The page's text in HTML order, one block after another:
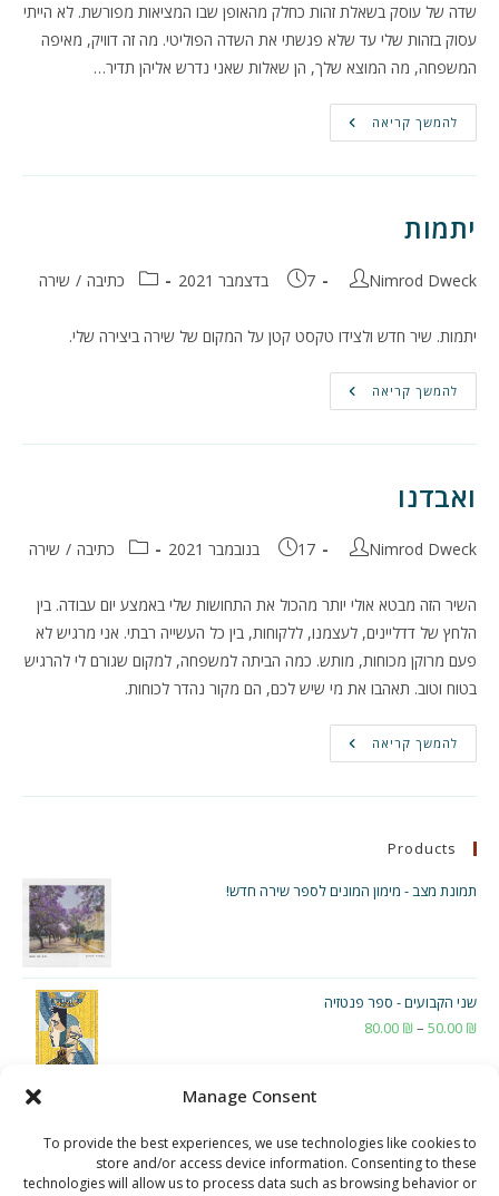
Manage Consent
To provide the best experiences, we use technologies like cookies to
store and/or access device information. Consenting to these
technologies will allow us to process data such as browsing behavior or
שדה של עוסק בשאלת זהות כחלק מהאופן שבו המציאות מפורשת. לא הייתי
עסוק בזהות שלי עד שלא פגשתי את השדה הפוליטי. מה זה דוויק, מאיפה
המשפחה, מה המוצא שלך, הן שאלות שאני נדרש אליהן תדיר…
להמשך קריאה שני
שירים
יתמות
מחבר:
Nimrod Dweck פורסם:
7 בדצמבר 2021 קטגוריה:כתיבה / שירה
יתמות. שיר חדש ולצידו טקסט קטן על המקום של שירה ביצירה שלי.
להמשך קריאה יתמות
ואבדנו
מחבר:
Nimrod Dweck פורסם:
17 בנובמבר 2021 קטגוריה:כתיבה / שירה
השיר הזה מבטא אולי יותר מהכול את התחושות שלי באמצע יום עבודה. בין
הלחץ של דדליינים, לעצמנו, ללקוחות, בין כל העשייה רבתי. אני מרגיש לא
פעם מרוקן מכוחות, מותש. כמה הביתה למשפחה, למקום שגורם לי להרגיש
בטוח וטוב. תאהבו את מי שיש לכם, הם מקור נהדר לכוחות.
להמשך קריאה ואבדנו
Products
תמונת מצב - מימון המונים לספר שירה חדש!
שני הקבועים - ספר פנטזיה
50.00 ₪
–
80.00 ₪